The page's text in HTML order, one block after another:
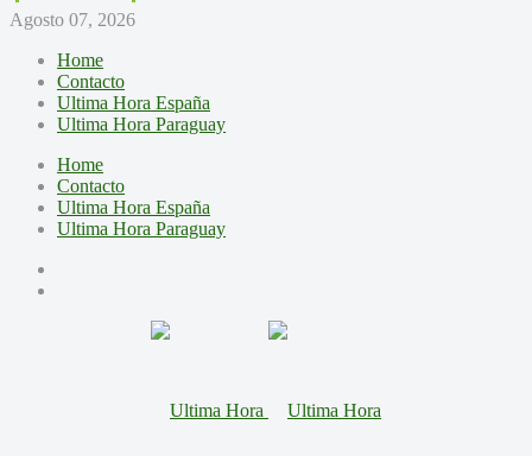
Agosto 07, 2026
Home
Contacto
Ultima Hora España
Ultima Hora Paraguay
Home
Contacto
Ultima Hora España
Ultima Hora Paraguay